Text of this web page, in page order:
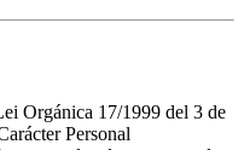
Orgánica 17/1999 del 3 de
Personal